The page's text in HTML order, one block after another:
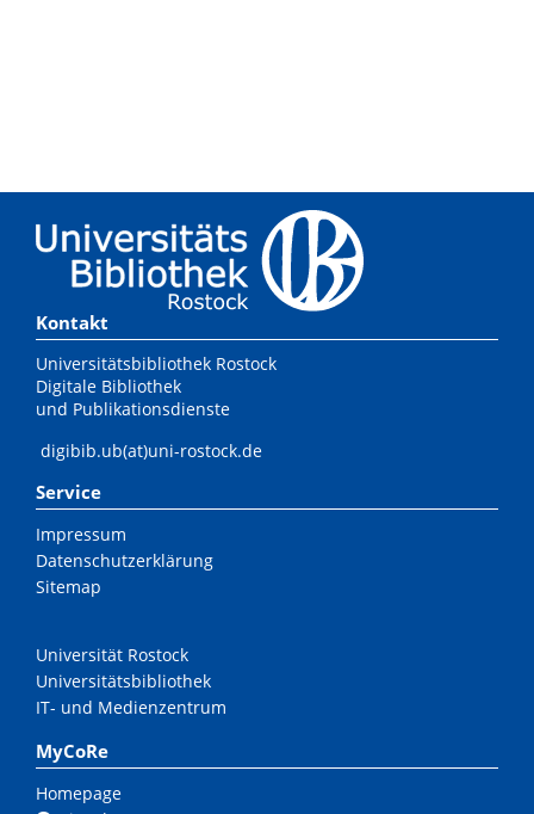
Kontakt
Universitätsbibliothek Rostock
Digitale Bibliothek
und Publikationsdienste
digibib.ub(at)uni-rostock.de
Service
Impressum
Datenschutzerklärung
Sitemap
Universität Rostock
Universitätsbibliothek
IT- und Medienzentrum
MyCoRe
Homepage